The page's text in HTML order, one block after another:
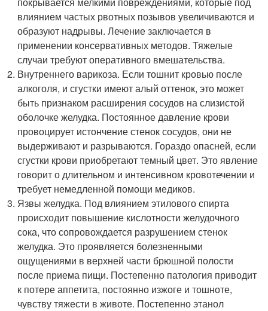
влиянием частых рвотных позывов увеличиваются и
образуют надрывы. Лечение заключается в
применении консервативных методов. Тяжелые
случаи требуют оперативного вмешательства.
Внутреннего варикоза. Если тошнит кровью после
алкоголя, и сгустки имеют алый оттенок, это может
быть признаком расширения сосудов на слизистой
оболочке желудка. Постоянное давление крови
провоцирует истончение стенок сосудов, они не
выдерживают и разрываются. Гораздо опасней, если
сгустки крови приобретают темный цвет. Это явление
говорит о длительном и интенсивном кровотечении и
требует немедленной помощи медиков.
Язвы желудка. Под влиянием этилового спирта
происходит повышение кислотности желудочного
сока, что сопровождается разрушением стенок
желудка. Это проявляется болезненными
ощущениями в верхней части брюшной полости
после приема пищи. Постепенно патология приводит
к потере аппетита, постоянно изжоге и тошноте,
чувству тяжести в животе. Постепенно этанол